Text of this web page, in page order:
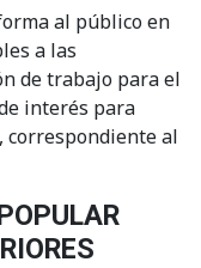
al público en
a las
de trabajo para el
interés para
correspondiente al